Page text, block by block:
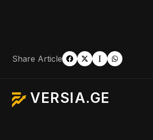
Share Article
VERSIA.GE